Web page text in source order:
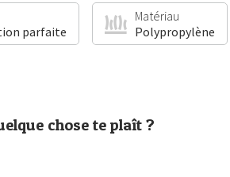
parfaite
Matériau
Polypropylène
chose te plaît ?